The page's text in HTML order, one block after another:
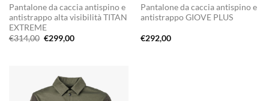
Pantalone da caccia antispino e
antistrappo alta visibilità TITAN
EXTREME
€314,00 Il
prezzo
€299,00Il
Pantalone da caccia antispino e
antistrappo GIOVE PLUS
€292,00